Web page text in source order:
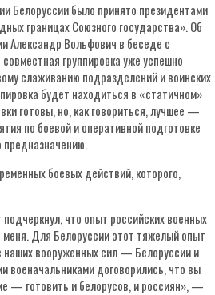
Белоруссии было принято президентами
границах Союзного государства». Об
Александр Вольфович в беседе с
группировка уже успешно
слаживанию подразделений и воинских
будет находиться в «статичном»
готовы, но, как говориться, лучшее —
по боевой и оперативной подготовке
боевых действий, которого,
что опыт российских военных
Для Белоруссии этот тяжелый опыт
наших вооруженных сил — Белоруссии и
договорились, что вы
— готовить и белорусов, и россиян», —